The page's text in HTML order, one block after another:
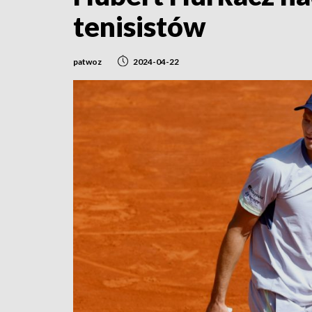
tenisistów
patwoz 2024-04-22